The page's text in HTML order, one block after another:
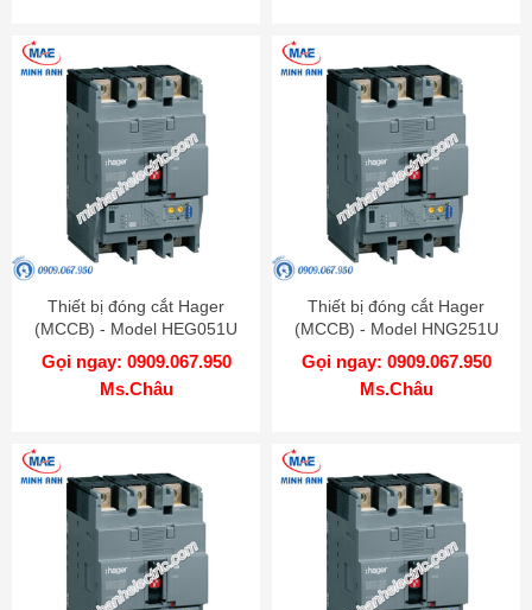
Thiết bị đóng cắt Hager
(MCCB) - Model HEG051U
Gọi ngay: 0909.067.950
Ms.Châu
Thiết bị đóng cắt Hager
(MCCB) - Model HNG251U
Gọi ngay: 0909.067.950
Ms.Châu